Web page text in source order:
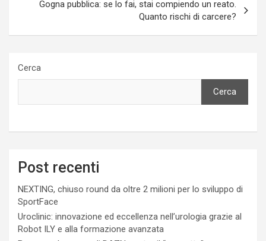
Gogna pubblica: se lo fai, stai compiendo un reato.
Quanto rischi di carcere?
Cerca
Cerca
Post recenti
NEXTING, chiuso round da oltre 2 milioni per lo sviluppo di
SportFace
Uroclinic: innovazione ed eccellenza nell’urologia grazie al
Robot ILY e alla formazione avanzata